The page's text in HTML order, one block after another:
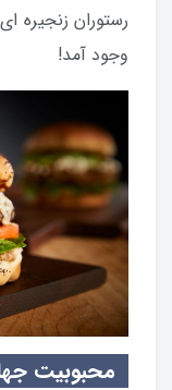
رستوران زنجیره
وجود آمد!
محبوبیت